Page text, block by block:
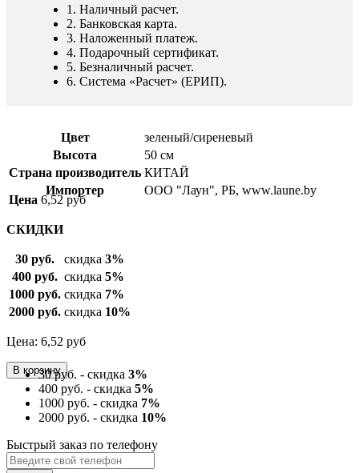
1. Наличный расчет.
2. Банковская карта.
3. Наложенный платеж.
4. Подарочный сертификат.
5. Безналичный расчет.
6. Система «Расчет» (ЕРИП).
Цвет
зеленый/сиреневый
Высота
50 см
Страна производитель КИТАЙ
Импортер
ООО "Лаун", РБ, www.laune.by
Цена 6,52 руб
СКИДКИ
30 руб. скидка 3%
400 руб. скидка 5%
1000 руб. скидка 7%
2000 руб. скидка 10%
Цена: 6,52 руб
30 руб. - скидка 3%
400 руб. - скидка 5%
1000 руб. - скидка 7%
2000 руб. - скидка 10%
Быстрый заказ по телефону